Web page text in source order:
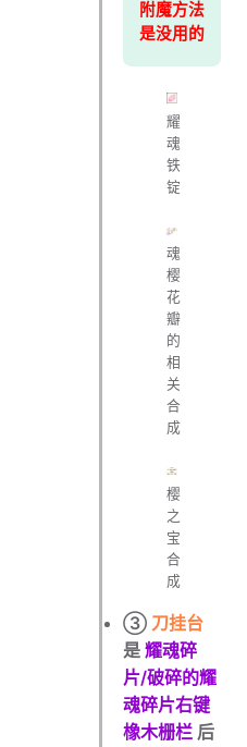
附魔方法
是没用的
耀
魂
铁
锭
魂
樱
花
瓣
的
相
关
合
成
樱
之
宝
合
成
③ 刀挂台
是耀魂碎
片/破碎的耀
魂碎片右键
橡木栅栏 后